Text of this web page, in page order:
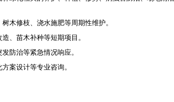
木修枝、浇水施肥等周期性维护。
、苗木补种等短期项目。
防治等紧急情况响应。
案设计等专业咨询。